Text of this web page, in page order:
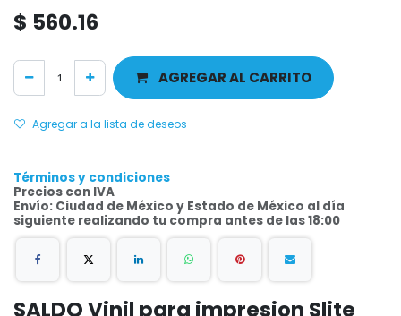
$ 560.16
AGREGAR AL CARRITO
Agregar a la lista de deseos
Términos y condiciones
Precios con IVA
Envío: Ciudad de México y Estado de México al día
siguiente realizando tu compra antes de las 18:00
SALDO Vinil para impresion Slite